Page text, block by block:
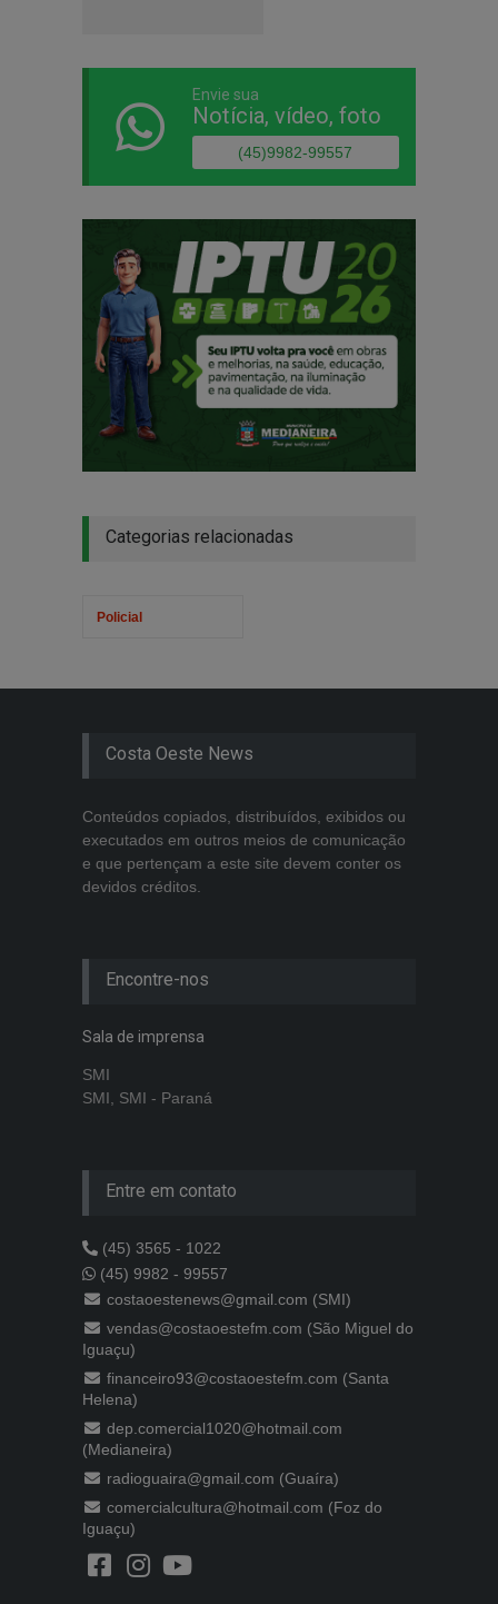
Envie sua
Notícia, vídeo, foto
(45)9982-99557
Categorias relacionadas
Policial
Costa Oeste News
Conteúdos copiados, distribuídos, exibidos ou
executados em outros meios de comunicação
e que pertençam a este site devem conter os
devidos créditos.
Encontre-nos
Sala de imprensa
SMI
SMI, SMI - Paraná
Entre em contato
(45) 3565 - 1022
(45) 9982 - 99557
costaoestenews@gmail.com (SMI)
vendas@costaoestefm.com (São Miguel do
Iguaçu)
financeiro93@costaoestefm.com (Santa
Helena)
dep.comercial1020@hotmail.com
(Medianeira)
radioguaira@gmail.com (Guaíra)
comercialcultura@hotmail.com (Foz do
Iguaçu)